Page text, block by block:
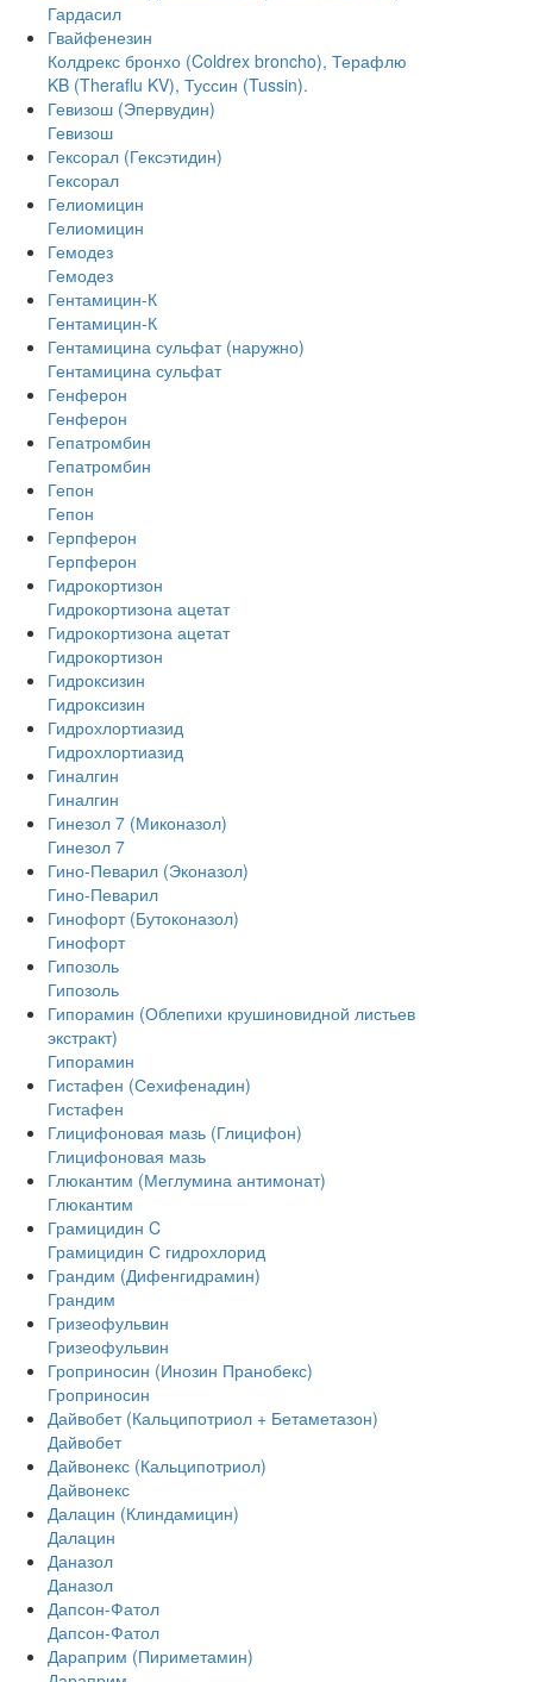
Гардасил
Гвайфенезин
Колдрекс бронхо (Coldrex broncho), Терафлю
KB (Theraflu KV), Туссин (Tussin).
Гевизош (Эпервудин)
Гевизош
Гексорал (Гексэтидин)
Гексорал
Гелиомицин
Гелиомицин
Гемодез
Гемодез
Гентамицин-К
Гентамицин-К
Гентамицина сульфат (наружно)
Гентамицина сульфат
Генферон
Генферон
Гепатромбин
Гепатромбин
Гепон
Гепон
Герпферон
Герпферон
Гидрокортизон
Гидрокортизона ацетат
Гидрокортизона ацетат
Гидрокортизон
Гидроксизин
Гидроксизин
Гидрохлортиазид
Гидрохлортиазид
Гиналгин
Гиналгин
Гинезол 7 (Миконазол)
Гинезол 7
Гино-Певарил (Эконазол)
Гино-Певарил
Гинофорт (Бутоконазол)
Гинофорт
Гипозоль
Гипозоль
Гипорамин (Облепихи крушиновидной листьев
экстракт)
Гипорамин
Гистафен (Сехифенадин)
Гистафен
Глицифоновая мазь (Глицифон)
Глицифоновая мазь
Глюкантим (Меглумина антимонат)
Глюкантим
Грамицидин C
Грамицидин С гидрохлорид
Грандим (Дифенгидрамин)
Грандим
Гризеофульвин
Гризеофульвин
Гроприносин (Инозин Пранобекс)
Гроприносин
Дайвобет (Кальципотриол + Бетаметазон)
Дайвобет
Дайвонекс (Кальципотриол)
Дайвонекс
Далацин (Клиндамицин)
Далацин
Даназол
Даназол
Дапсон-Фатол
Дапсон-Фатол
Дараприм (Пириметамин)